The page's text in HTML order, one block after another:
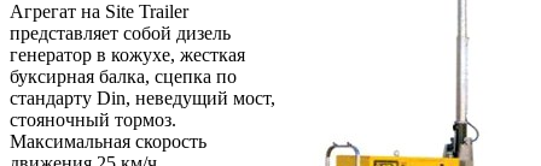
Агрегат на Site Trailer
представляет собой дизель
генератор в кожухе, жесткая
буксирная балка, сцепка по
стандарту Din, неведущий мост,
стояночный тормоз.
Максимальная скорость